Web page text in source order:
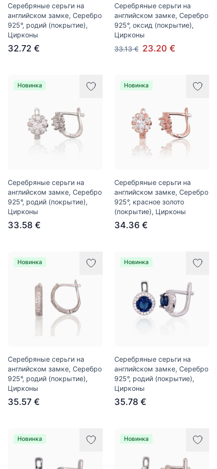
Серебряные серьги на
английском замке, Серебро
925°, родий (покрытие),
Цирконы
32.72 €
Серебряные серьги на
английском замке, Серебро
925°, оксид (покрытие),
Цирконы
33.13 € 23.20 €
Новинка
Серебряные серьги на
английском замке, Серебро
925°, родий (покрытие),
Цирконы
33.58 €
Новинка
Серебряные серьги на
английском замке, Серебро
925°, красное золото
(покрытие), Цирконы
34.36 €
Новинка
Серебряные серьги на
английском замке, Серебро
925°, родий (покрытие),
Цирконы
35.57 €
Новинка
Серебряные серьги на
английском замке, Серебро
925°, родий (покрытие),
Цирконы
35.78 €
Новинка Новинка